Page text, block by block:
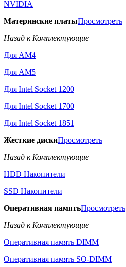
NVIDIA
Материнские платыПросмотреть
Назад к Комплектующие
Для AM4
Для AM5
Для Intel Socket 1200
Для Intel Socket 1700
Для Intel Socket 1851
Жесткие дискиПросмотреть
Назад к Комплектующие
HDD Накопители
SSD Накопители
Оперативная памятьПросмотреть
Назад к Комплектующие
Оперативная память DIMM
Оперативная память SO-DIMM